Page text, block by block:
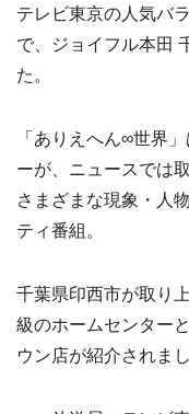
テレビ東京の人気バ
で、ジョイフル本田
た。
「ありえへん∞世界
ーが、ニュースでは
さまざまな現象・人
ティ番組。
千葉県印西市が取り
級のホームセンター
ウン店が紹介されまし